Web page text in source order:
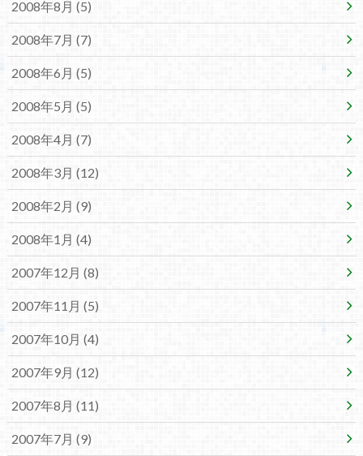
2008年8月 (5)
2008年7月 (7)
2008年6月 (5)
2008年5月 (5)
2008年4月 (7)
2008年3月 (12)
2008年2月 (9)
2008年1月 (4)
2007年12月 (8)
2007年11月 (5)
2007年10月 (4)
2007年9月 (12)
2007年8月 (11)
2007年7月 (9)